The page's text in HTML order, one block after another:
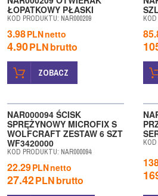
ŁOPATKOWY PŁASKI
KOD PRODUKTU: NAR000209
3.98PLNnetto
4.90PLNbrutto
ZOBACZ
NAR000094 ŚCISK
SPRĘŻYNOWY MICROFIX S
WOLFCRAFT ZESTAW 6 SZT
WF3420000
KOD PRODUKTU: NAR000094
22.29PLNnetto
27.42PLNbrutto